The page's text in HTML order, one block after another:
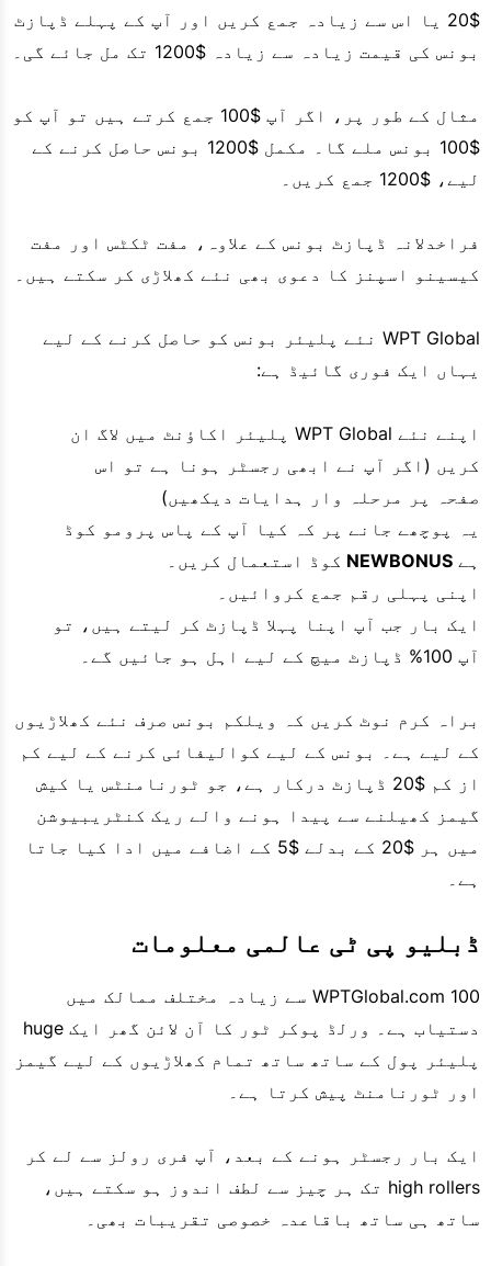
$20 یا اس سے زیادہ جمع کریں اور آپ کے پہلے ڈپازٹ
بونس کی قیمت زیادہ سے زیادہ $1200 تک مل جائے گی۔
مثال کے طور پر، اگر آپ $100 جمع کرتے ہیں تو آپ کو
$100 بونس ملے گا۔ مکمل $1200 بونس حاصل کرنے کے
لیے، $1200 جمع کریں۔
فراخدلانہ ڈپازٹ بونس کے علاوہ، مفت ٹکٹس اور مفت
کیسینو اسپنز کا دعوی بھی نئے کھلاڑی کر سکتے ہیں۔
WPT Global نئے پلیئر بونس کو حاصل کرنے کے لیے
یہاں ایک فوری گائیڈ ہے:
اپنے نئے WPT Global پلیئر اکاؤنٹ میں لاگ ان
کریں (اگر آپ نے ابھی رجسٹر ہونا ہے تو اس
صفحہ پر مرحلہ وار ہدایات دیکھیں)
یہ پوچھے جانے پر کہ کیا آپ کے پاس پرومو کوڈ
ہے NEWBONUS کوڈ استعمال کریں۔
اپنی پہلی رقم جمع کروائیں۔
ایک بار جب آپ اپنا پہلا ڈپازٹ کر لیتے ہیں، تو
آپ 100% ڈپازٹ میچ کے لیے اہل ہو جائیں گے۔
براہ کرم نوٹ کریں کہ ویلکم بونس صرف نئے کھلاڑیوں
کے لیے ہے۔ بونس کے لیے کوالیفائی کرنے کے لیے کم
از کم $20 ڈپازٹ درکار ہے، جو ٹورنامنٹس یا کیش
گیمز کھیلنے سے پیدا ہونے والے ریک کنٹریبیوشن
میں ہر $20 کے بدلے $5 کے اضافے میں ادا کیا جاتا
ہے۔
ڈبلیو پی ٹی عالمی معلومات
WPTGlobal.com 100 سے زیادہ مختلف ممالک میں
دستیاب ہے۔ ورلڈ پوکر ٹور کا آن لائن گھر ایک huge
پلیئر پول کے ساتھ ساتھ تمام کھلاڑیوں کے لیے گیمز
اور ٹورنامنٹ پیش کرتا ہے۔
ایک بار رجسٹر ہونے کے بعد، آپ فری رولز سے لے کر
high rollers تک ہر چیز سے لطف اندوز ہو سکتے ہیں،
ساتھ ہی ساتھ باقاعدہ خصوصی تقریبات بھی۔